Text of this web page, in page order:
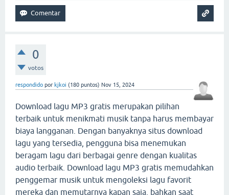
0
votos
respondido por kjkoi (180 puntos) Nov 15, 2024
Download lagu MP3 gratis merupakan pilihan
terbaik untuk menikmati musik tanpa harus membayar
biaya langganan. Dengan banyaknya situs download
lagu yang tersedia, pengguna bisa menemukan
beragam lagu dari berbagai genre dengan kualitas
audio terbaik. Download lagu MP3 gratis memudahkan
penggemar musik untuk mengoleksi lagu favorit
mereka dan memutarnya kapan saja, bahkan saat